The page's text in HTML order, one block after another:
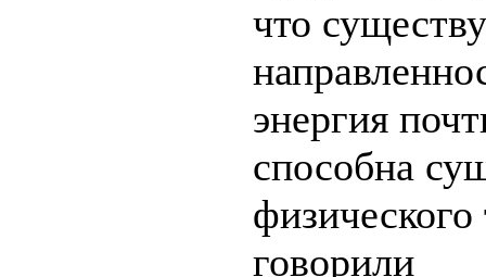
что
энергия
способна
говорили